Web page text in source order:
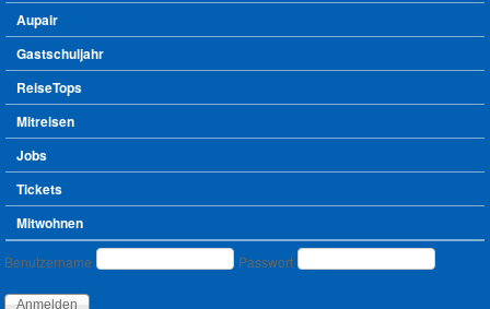
Aupair
Gastschuljahr
ReiseTops
Mitreisen
Jobs
Tickets
Mitwohnen
Benutzeranmeldung
Benutzername Passwort